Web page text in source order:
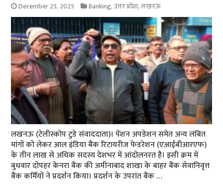
December 25, 2025 Banking,उत्तर प्रदेश,लखनऊ
लखनऊ (टेलीस्कोप टुडे संवाददाता)। पेंशन अपडेशन समेत अन्य लंबित
मांगों को लेकर आल इंडिया बैंक रिटायरीज फेडरेशन (एआईबीआरएफ)
के तीन लाख से अधिक सदस्य देशभर में आंदोलनरत हैं। इसी क्रम में
बुधवार दोपहर केनरा बैंक की अमीनाबाद शाखा के बाहर बैंक सेवानिवृत्त
बैंक कर्मियों ने प्रदर्शन किया। प्रदर्शन के उपरांत बैंक …